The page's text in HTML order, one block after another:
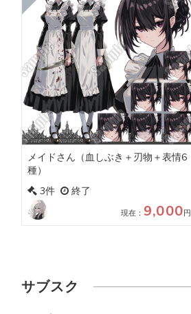
メイドさん（血しぶき＋刃物＋表情6
種）
3件
終了
現在： 9,000円
サブスク